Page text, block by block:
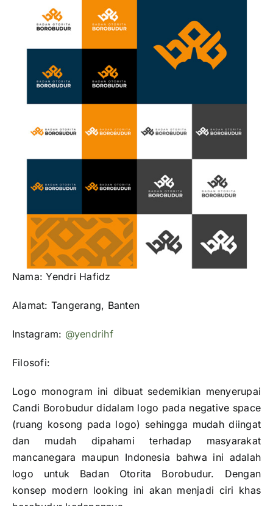
Nama: Yendri Hafidz
Alamat: Tangerang, Banten
Instagram: @yendrihf
Filosofi:
Logo monogram ini dibuat sedemikian menyerupai
Candi Borobudur didalam logo pada negative space
(ruang kosong pada logo) sehingga mudah diingat
dan mudah dipahami terhadap masyarakat
mancanegara maupun Indonesia bahwa ini adalah
logo untuk Badan Otorita Borobudur. Dengan
konsep modern looking ini akan menjadi ciri khas